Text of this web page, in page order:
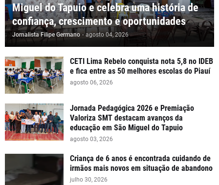
Miguel do Tapuio e celebra uma história de
confiança, crescimento e oportunidades
Jornalista Filipe Germano - agosto 04, 2026
CETI Lima Rebelo conquista nota 5,8 no IDEB
e fica entre as 50 melhores escolas do Piauí
agosto 06, 2026
Jornada Pedagógica 2026 e Premiação
Valoriza SMT destacam avanços da
educação em São Miguel do Tapuio
agosto 03, 2026
Criança de 6 anos é encontrada cuidando de
irmãos mais novos em situação de abandono
julho 30, 2026